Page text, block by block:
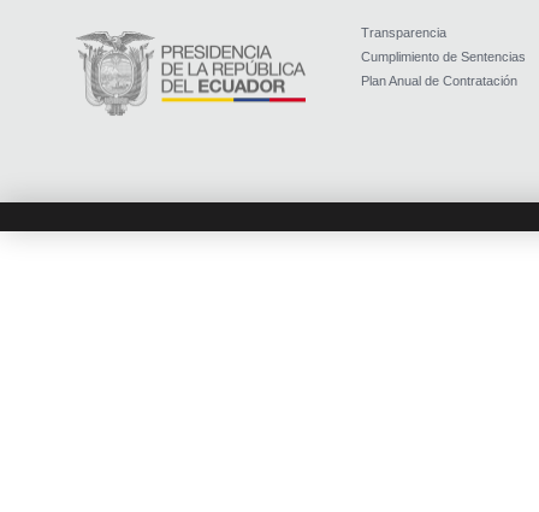
Transparencia
Cumplimiento de Sentencias
Plan Anual de Contratación